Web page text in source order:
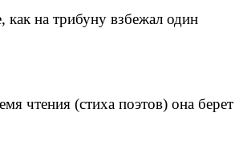
на трибуну взбежал один
чтения (стиха поэтов) она берет